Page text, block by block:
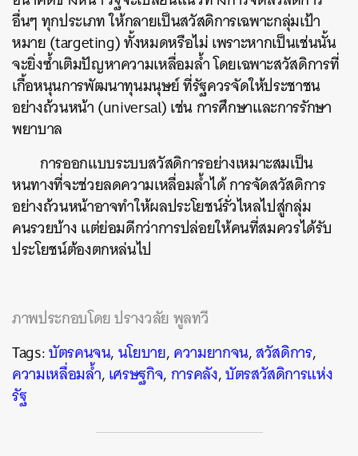
อื่นๆ ทุกประเภท ให้กลายเป็นสวัสดิการเฉพาะกลุ่มเป้า
หมาย (targeting) ทั้งหมดหรือไม่ เพราะหากเป็นเช่นนั้น
จะยิ่งซ้ำเติมปัญหาความเหลื่อมล้ำ โดยเฉพาะสวัสดิการที่
เกื้อหนุนการพัฒนาทุนมนุษย์ ที่รัฐควรจัดให้ประชาชน
อย่างถ้วนหน้า (universal) เช่น การศึกษาและการรักษา
พยาบาล
การออกแบบระบบสวัสดิการอย่างเหมาะสมเป็น
หนทางที่จะช่วยลดความเหลื่อมล้ำได้ การจัดสวัสดิการ
อย่างถ้วนหน้าอาจทำให้ผลประโยชน์รั่วไหลไปสู่กลุ่ม
คนรวยบ้าง แต่ย่อมดีกว่าการปล่อยให้คนที่สมควรได้รับ
ประโยชน์ต้องตกหล่นไป
ภาพประกอบโดย ปรางวลัย พูลทวี
Tags:บัตรคนจน,นโยบาย,ความยากจน,สวัสดิการ,
ความเหลื่อมล้ำ,เศรษฐกิจ,การคลัง,บัตรสวัสดิการแห่ง
รัฐ